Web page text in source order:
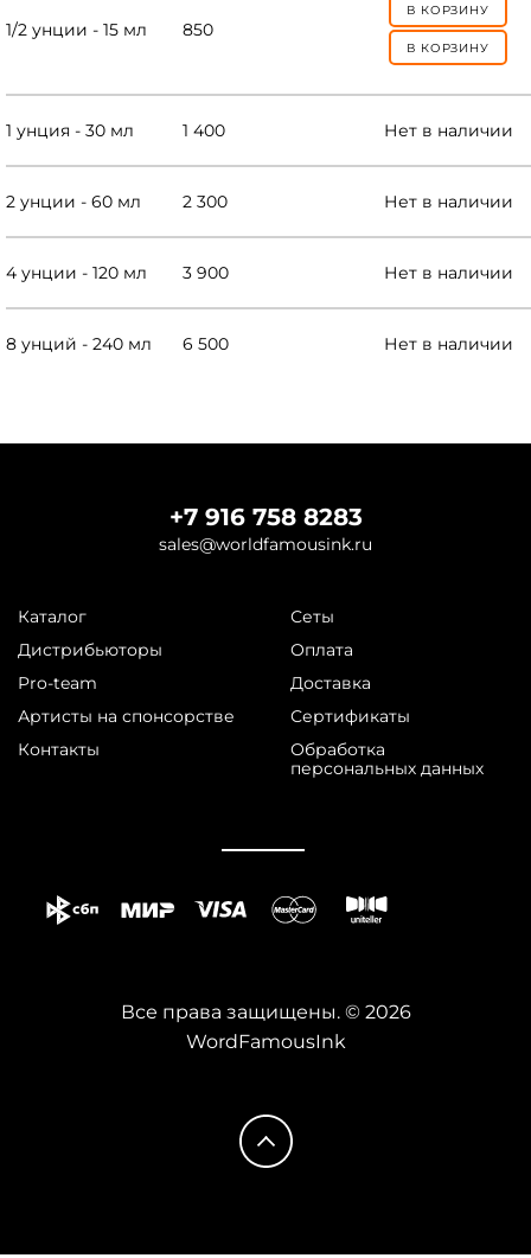
1/2 унции - 15 мл 850
В КОРЗИНУ
В КОРЗИНУ
1 унция - 30 мл 1 400 Нет в наличии
2 унции - 60 мл 2 300 Нет в наличии
4 унции - 120 мл 3 900 Нет в наличии
8 унций - 240 мл 6 500 Нет в наличии
WordFamousInk
Все права защищены. © 2026
Каталог
Дистрибьюторы
Pro-team
Артисты на спонсорстве
Контакты
Сеты
Оплата
Доставка
Сертификаты
Обработка
персональных данных
+7 916 758 8283
sales@worldfamousink.ru